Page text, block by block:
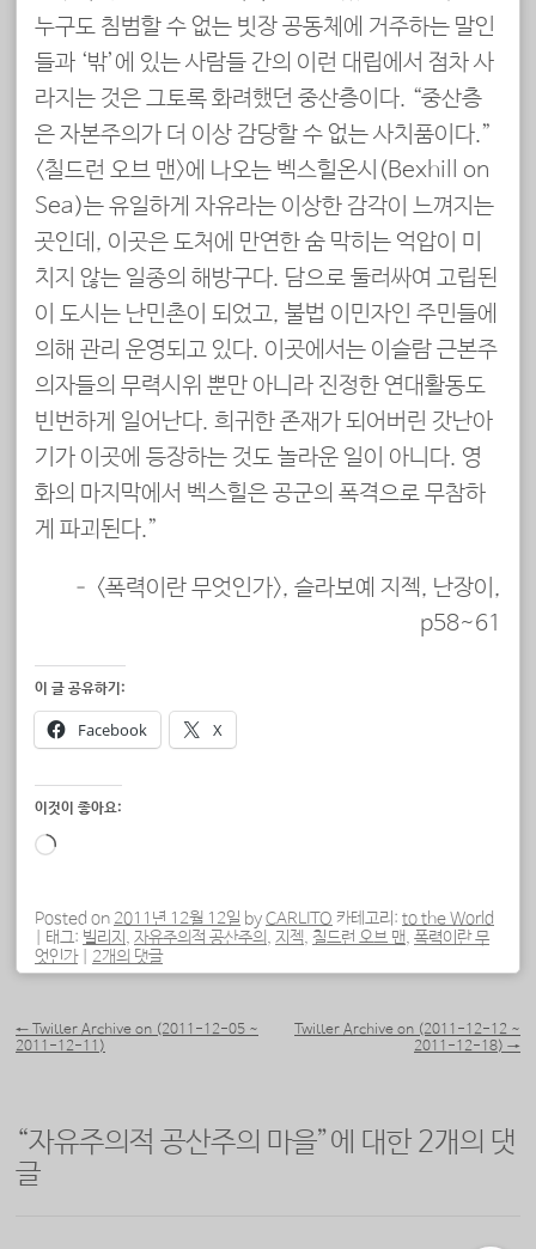
누구도 침범할 수 없는 빗장 공동체에 거주하는 말인
들과 ‘밖’에 있는 사람들 간의 이런 대립에서 점차 사
라지는 것은 그토록 화려했던 중산층이다. “중산층
은 자본주의가 더 이상 감당할 수 없는 사치품이다.”
<칠드런 오브 맨>에 나오는 벡스힐온시(Bexhill on
Sea)는 유일하게 자유라는 이상한 감각이 느껴지는
곳인데, 이곳은 도처에 만연한 숨 막히는 억압이 미
치지 않는 일종의 해방구다. 담으로 둘러싸여 고립된
이 도시는 난민촌이 되었고, 불법 이민자인 주민들에
의해 관리 운영되고 있다. 이곳에서는 이슬람 근본주
의자들의 무력시위 뿐만 아니라 진정한 연대활동도
빈번하게 일어난다. 희귀한 존재가 되어버린 갓난아
기가 이곳에 등장하는 것도 놀라운 일이 아니다. 영
화의 마지막에서 벡스힐은 공군의 폭격으로 무참하
게 파괴된다.”
– <폭력이란 무엇인가>, 슬라보예 지젝, 난장이,
p58~61
이 글 공유하기:
Facebook X
이것이 좋아요:
로
중...
Posted on 2011년 12월 12일 byCARLITO 카테고리: to the World
태그: 빌리지 , 자유주의적 공산주의, 지젝, 칠드런 오브 맨, 폭력이란 무
엇인가
2개의 댓글
← Twitter Archive on (2011-12-05 ~
2011-12-11)
Twitter Archive on (2011-12-12 ~
2011-12-18) →
“자유주의적 공산주의 마을”에 대한 2개의 댓
글